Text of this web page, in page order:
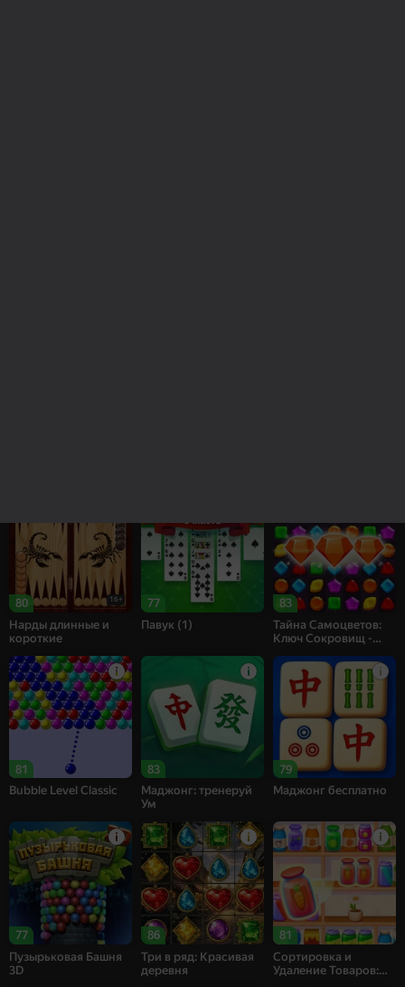
80 16+
Нарды длинные и
короткие
77
Павук (1)
83
Тайна Самоцветов:
Ключ Сокровищ -
81
Bubble Level Classic
83
Маджонг: тренеруй
Ум
79
Маджонг бесплатно
77
Пузырьковая Башня
3D
86
Три в ряд: Красивая
деревня
81
Сортировка и
Удаление Товаров: